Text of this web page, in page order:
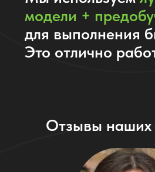
ПРОТЕСТИРОВАТЬ ИИ СОТРУДНИКА